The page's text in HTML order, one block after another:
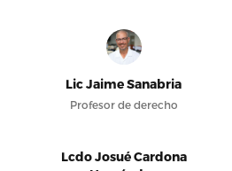
Lic Jaime Sanabria
Profesor de derecho
Lcdo Josué Cardona